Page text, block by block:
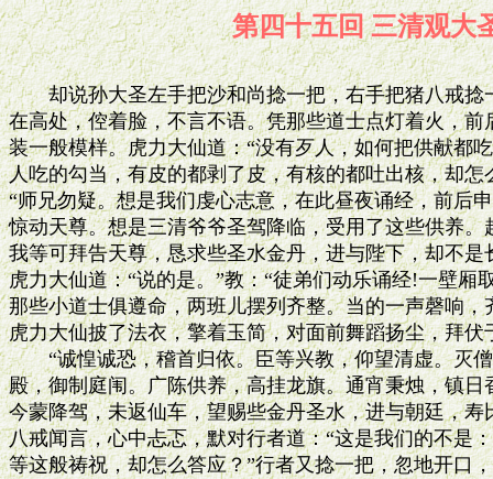
第四十五回 三清
却说孙大圣左手把沙和尚捻一把，右手把猪八戒捻
在高处，倥着脸，不言不语。凭那些道士点灯着火，
装一般模样。虎力大仙道：“没有歹人，如何把供献都
人吃的勾当，有皮的都剥了皮，有核的都吐出核，却怎
“师兄勿疑。想是我们虔心志意，在此昼夜诵经，前后
惊动天尊。想是三清爷爷圣驾降临，受用了这些供养
我等可拜告天尊，恳求些圣水金丹，进与陛下，却不是
虎力大仙道：“说的是。”教：“徒弟们动乐诵经!一壁厢
那些小道士俱遵命，两班儿摆列齐整。当的一声磬响
虎力大仙披了法衣，擎着玉简，对面前舞蹈扬尘，拜伏
“诚惶诚恐，稽首归依。臣等兴教，仰望清虚。灭僧
殿，御制庭闱。广陈供养，高挂龙旗。通宵秉烛，镇
今蒙降驾，未返仙车，望赐些金丹圣水，进与朝廷，寿
八戒闻言，心中忐忑，默对行者道：“这是我们的不是
等这般祷祝，却怎么答应？”行者又捻一把，忽地开口